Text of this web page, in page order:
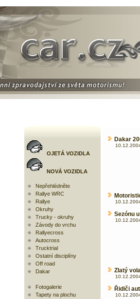
OJETÁ VOZIDLA
NOVÁ VOZIDLA
Nepřehlédněte
Rallye WRC
Rallye
Okruhy
Trucky - okruhy
Závody do vrchu
Rallyecross
Autocross
Trucktrial
Ostatní disciplíny
Off road
Dakar
Fotogalerie
Tapety na plochu
Dakar
Sezónu
Zlatý
Řidiči